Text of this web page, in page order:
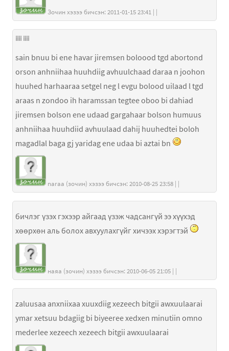
Зочин хэзээ бичсэн: 2011-01-15 23:41 | |
iiii iiii
sain bnuu bi ene havar jiremsen boloood tgd abortond
orson anhniihaa huuhdiig avhuulchaad daraa n joohon
huuhed harhaaraa setgel neg l evgu bolood uilaad l tgd
araas n zondoo ih haramssan tegtee oboo bi dahiad
jiremsen bolson ene udaad gargahaar bolson humuus
anhniihaa huuhdiid avhuulaad dahij huuhedtei boloh
magadlal baga gj yaridag ene udaa bi aztai bn
naraa (зочин) хэзээ бичсэн: 2010-08-25 23:58 | |
бичлэг үзэх гэхээр айгаад үзэж чадсангүй ээ хүүхэд
хөөрхөн аль болох авхуулахгүйг хичээх хэрэгтэй
наяа (зочин) хэзээ бичсэн: 2010-06-05 21:05 | |
zaluusaa anxniixaa xuuxdiig xezeech bitgii awxuulaarai
ymar xetsuu bdagiig bi biyeeree xedxen minutiin omno
mederlee xezeech xezeech bitgii awxuulaarai